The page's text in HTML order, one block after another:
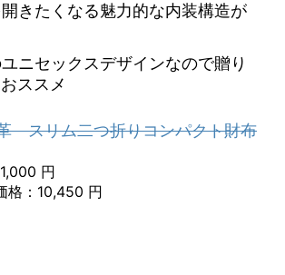
きたくなる魅力的な内装構造が
ニセックスデザインなので贈り
ススメ
スリム二つ折りコンパクト財布
円
格：10,450 円